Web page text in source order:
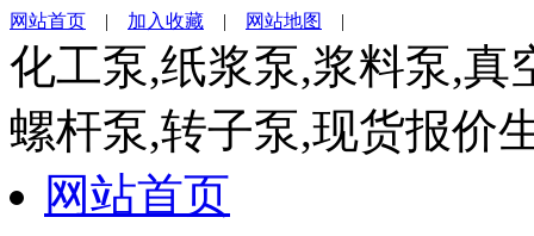
网站首页 | 加入收藏 | 网站地图 |
化工泵,纸浆泵,浆料泵,真
螺杆泵,转子泵,现货报价
网站首页